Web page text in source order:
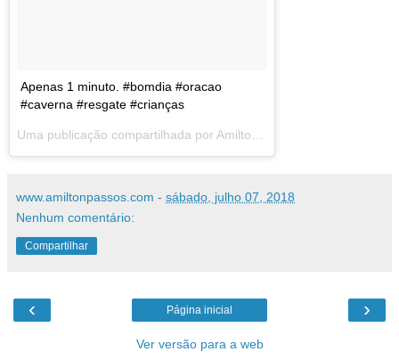
Apenas 1 minuto. #bomdia #oracao
#caverna #resgate #crianças
Uma publicação compartilhada por Amilton Passos
www.amiltonpassos.com - sábado, julho 07, 2018
Nenhum comentário:
Compartilhar
‹ ›
Página inicial
Ver versão para a web